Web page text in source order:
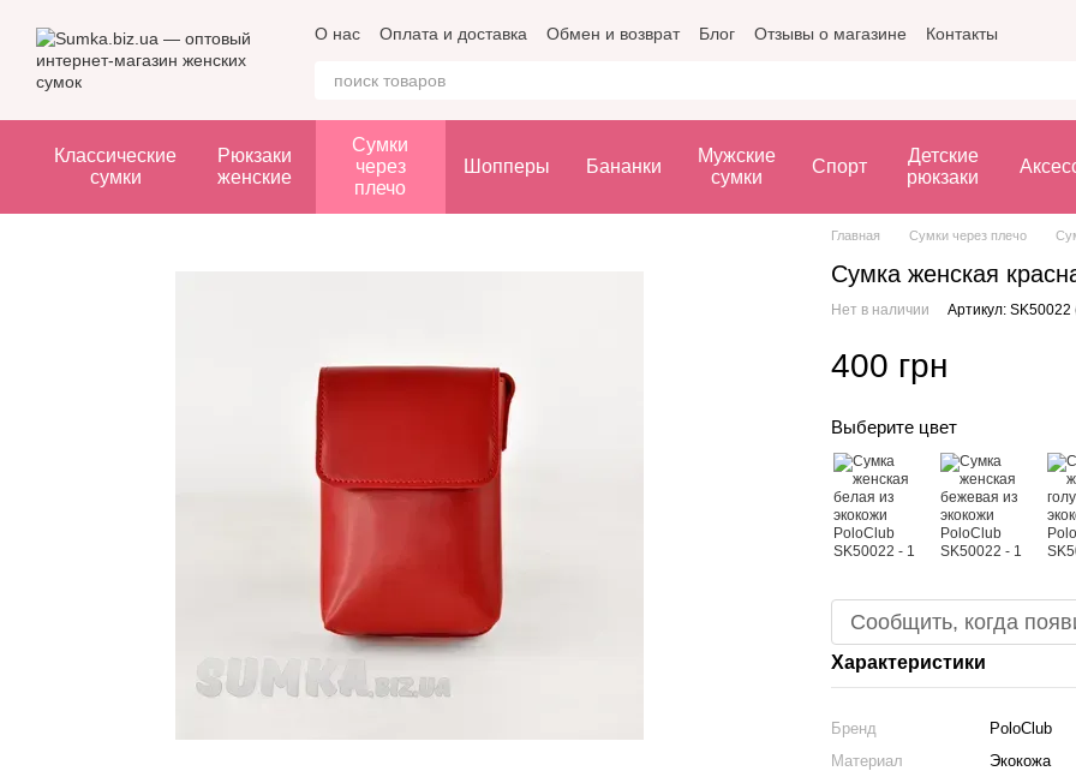
О нас Оплата и доставка Обмен и возврат Блог Отзывы о магазине Контакты
Классические
сумки
Рюкзаки
женские
Сумки
через
плечо
Шопперы Бананки
Мужские
сумки
Спорт
Детские
рюкзаки
Главная Сумки через плечо
Сумка женская
Нет в наличии Артикул:
400 грн
Выберите цвет
Сообщить, когда
Характеристики
Бренд
PoloClub
Материал
Экокожа